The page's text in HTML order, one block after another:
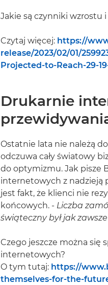
Jakie są czynniki wzrostu
Czytaj więcej: https://
release/2023/02/01/
Projected-to-Reach-29-
Drukarnie
Ostatnie lata nie należą
odczuwa cały światowy
do optymizmu. Jak pisze
internetowych z nadzieją
jest fakt, że klienci nie
końcowych. - Liczba
świąteczny był jak
Czego jeszcze można się
internetowych?
O tym tutaj: https://
themselves-for-the-